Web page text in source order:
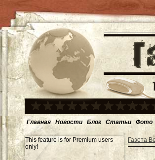
Главная Новости Блог Статьи Фото
This feature is for Premium users
only!
Газета